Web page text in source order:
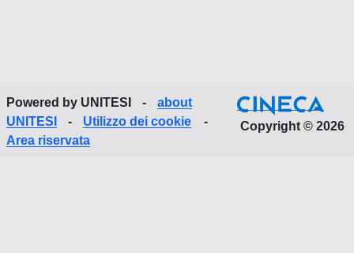
Powered by UNITESI -
about
UNITESI
- Utilizzo dei cookie
-
Area riservata
Copyright © 2026